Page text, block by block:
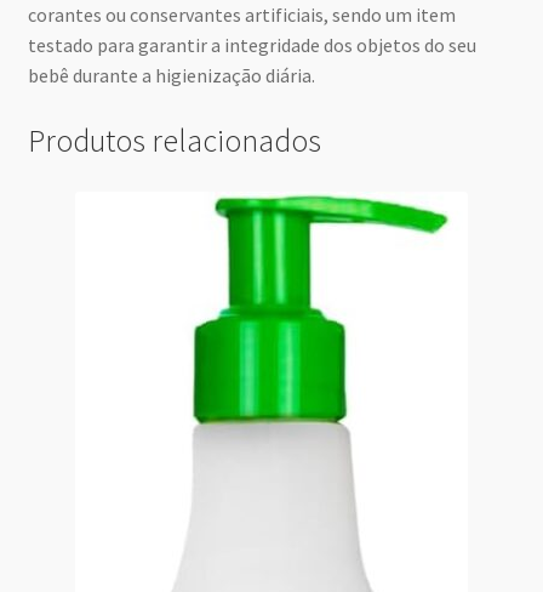
corantes ou conservantes artificiais, sendo um item
testado para garantir a integridade dos objetos do seu
bebê durante a higienização diária.
Produtos relacionados